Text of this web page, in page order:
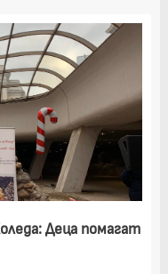
Деца помагат